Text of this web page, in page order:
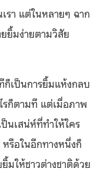
รา แต่ในหลายๆ ฉาก
ยิ้มง่ายตามวิสัย
เป็นการยิ้มแห้งกลบ
รก็ตามที แต่เมื่อภาพ
นเสน่ห์ที่ทำให้ใคร
รือในอีกทางหนึ่งก็
มให้ชาวต่างชาติด้วย